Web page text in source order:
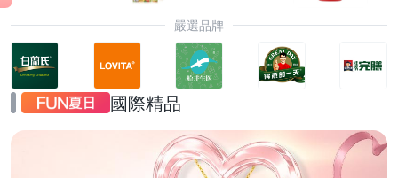
嚴選品牌
國際精品